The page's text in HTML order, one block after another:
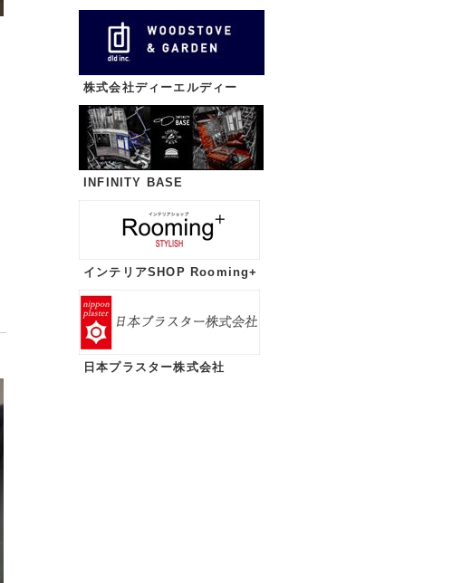
株式会社ディーエルディー
INFINITY BASE
インテリアSHOP Rooming+
日本プラスター株式会社